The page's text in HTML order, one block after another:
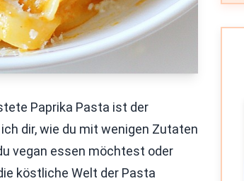
Paprika Pasta ist der
dir, wie du mit wenigen Zutaten
vegan essen möchtest oder
köstliche Welt der Pasta